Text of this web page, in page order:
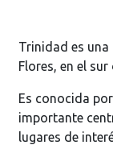
Trinidad es
Flores, en el sur
Es conocida
importante
lugares de